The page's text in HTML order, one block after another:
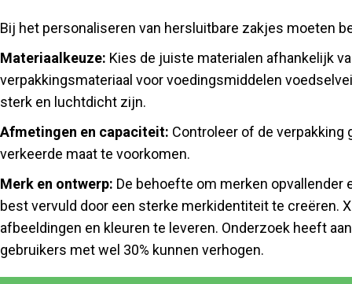
Bij het personaliseren van hersluitbare zakjes moeten
Materiaalkeuze: Kies de juiste materialen afhankelijk
verpakkingsmateriaal voor voedingsmiddelen
sterk en luchtdicht zijn.
Afmetingen en capaciteit: Controleer of de verpakking
verkeerde maat te voorkomen.
Merk en ontwerp: De behoefte om merken opvallender
best vervuld door een sterke merkidentiteit te creëren.
afbeeldingen en kleuren te leveren. Onderzoek heeft
gebruikers met wel 30% kunnen verhogen.